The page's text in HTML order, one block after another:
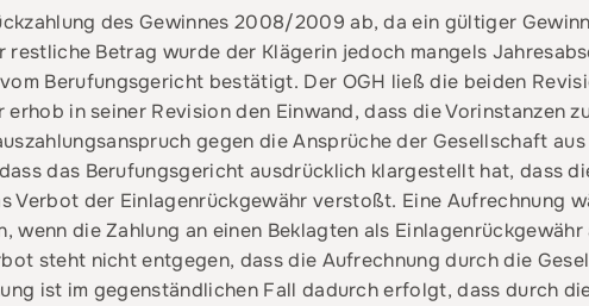
des Gewinnes 2008/2009 ab, da ein gültiger
Betrag wurde der Klägerin jedoch mangels
Berufungsgericht bestätigt. Der OGH ließ die beiden
in seiner Revision den Einwand, dass die Vorinstanzen
gegen die Ansprüche der Gesellschaft
das Berufungsgericht ausdrücklich klargestellt hat, dass
der Einlagenrückgewähr verstoßt. Eine Aufrechnung
wenn die Zahlung an einen Beklagten als Einlagenrückgewähr
steht nicht entgegen, dass die Aufrechnung durch die
ist im gegenständlichen Fall dadurch erfolgt, dass durch